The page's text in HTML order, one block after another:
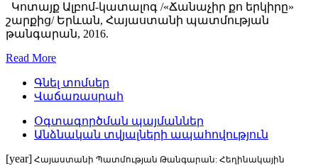
Կոտայք Ալբոմ-կատալոգ /«Ճանաչիր քո երկիրը»
շարքից/ Երևան, Հայաստանի պատմության
թանգարան, 2016.
Read More
Գնել տոմսեր
Վաճառասրահ
Օգտագործման պայմաններ
Անձնական տվյալների ապահովություն
[year] Հայաստանի Պատմության Թանգարան: Հեղինակային